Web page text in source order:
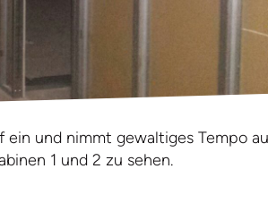
ein und nimmt gewaltiges Tempo
1 und 2 zu sehen.